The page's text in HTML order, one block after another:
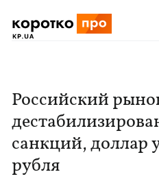
Российский
санкций, доллар
рубля